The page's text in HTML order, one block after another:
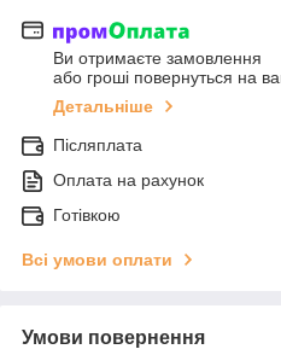
Ви отримаєте замовлення
або гроші повернуться на
Детальніше
Післяплата
Оплата на рахунок
Готівкою
Всі умови оплати
Умови повернення